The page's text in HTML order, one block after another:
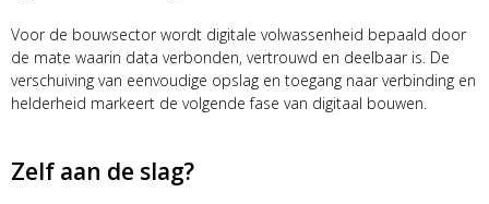
Voor de bouwsector wordt digitale volwassenheid bepaald door
de mate waarin data verbonden, vertrouwd en deelbaar is. De
verschuiving van eenvoudige opslag en toegang naar verbinding en
helderheid markeert de volgende fase van digitaal bouwen.
Zelf aan de slag?